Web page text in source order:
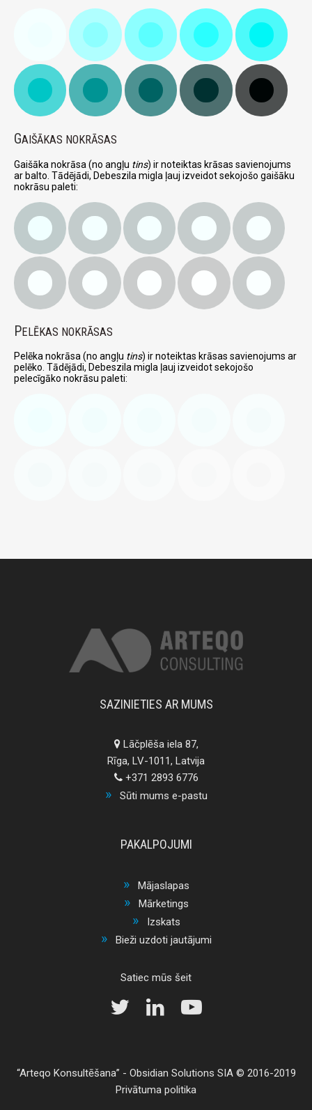
GAIŠĀKAS NOKRĀSAS
Gaišāka nokrāsa (no angļu tins) ir noteiktas krāsas savienojums
ar balto. Tādējādi, Debeszila migla ļauj izveidot sekojošo gaišāku
nokrāsu paleti:
PELĒKAS NOKRĀSAS
Pelēka nokrāsa (no angļu tins) ir noteiktas krāsas savienojums ar
pelēko. Tādējādi, Debeszila migla ļauj izveidot sekojošo
pelecīgāko nokrāsu paleti:
SAZINIETIES AR MUMS
Lāčplēša iela 87,
Rīga, LV-1011, Latvija
+371 2893 6776
Sūti mums e-pastu
PAKALPOJUMI
Mājaslapas
Mārketings
Izskats
Bieži uzdoti jautājumi
Satiec mūs šeit
Arteqo Konsultēšana - Obsidian Solutions SIA© 2016-2019
Privātuma politika